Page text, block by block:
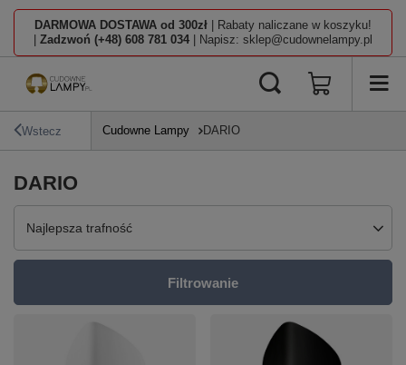
DARMOWA DOSTAWA od 300zł | Rabaty naliczane w koszyku!
Zadzwoń (+48) 608 781 034 | Napisz: sklep@cudownelampy.pl
Wstecz Cudowne Lampy DARIO
DARIO
Zmień sortowanie
Najlepsza trafność
Filtrowanie